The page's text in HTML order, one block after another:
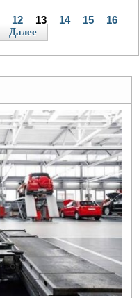
12 13 14 15
16
Далее